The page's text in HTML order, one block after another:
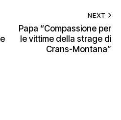
NEXT
Papa “Compassione per
le vittime della strage di
Crans-Montana”